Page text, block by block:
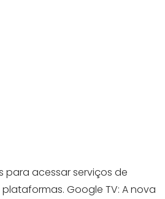
para acessar serviços de
Google TV: A nova